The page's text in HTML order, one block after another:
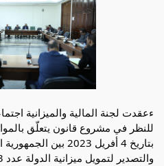
والتصدير لتمويل ميزانية الدولة عدد 04/2023.